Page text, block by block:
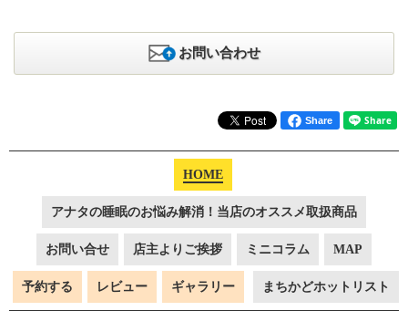
お問い合わせ
Share
HOME
アナタの睡眠のお悩み解消！当店のオススメ取扱商品
お問い合せ 店主よりご挨拶 ミニコラム MAP
予約する レビュー ギャラリー まちかどホットリスト